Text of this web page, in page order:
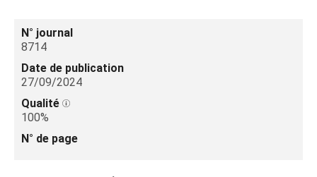
N° journal
8714
Date de publication
27/09/2024
Qualité
100%
N° de page